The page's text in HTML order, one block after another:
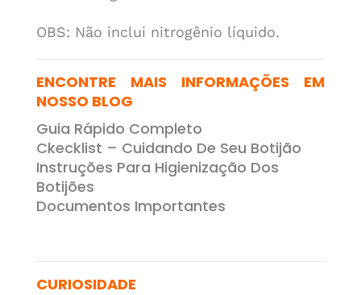
OBS: Não inclui nitrogênio líquido.
ENCONTRE MAIS INFORMAÇÕES EM
NOSSO BLOG
Guia Rápido Completo
Ckecklist – Cuidando De Seu Botijão
Instruções Para Higienização Dos
Botijões
Documentos Importantes
CURIOSIDADE